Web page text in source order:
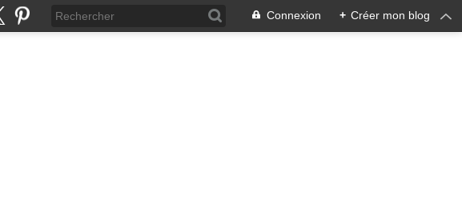
Connexion + Créer mon blog